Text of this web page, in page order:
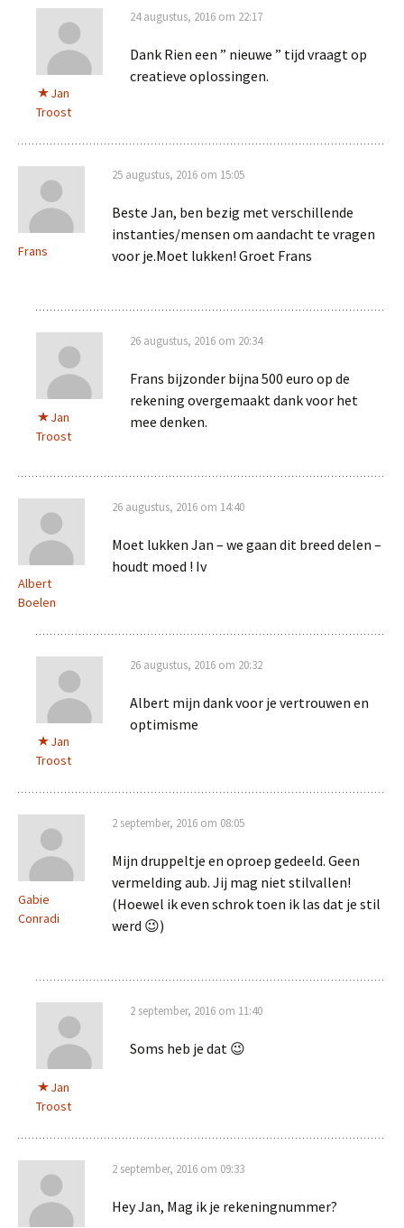
Jan
Troost
24 augustus, 2016 om 22:17
Dank Rien een ” nieuwe ” tijd vraagt op
creatieve oplossingen.
Frans
25 augustus, 2016 om 15:05
Beste Jan, ben bezig met verschillende
instanties/mensen om aandacht te vragen
voor je.Moet lukken! Groet Frans
Jan
Troost
26 augustus, 2016 om 20:34
Frans bijzonder bijna 500 euro op de
rekening overgemaakt dank voor het
mee denken.
Albert
Boelen
26 augustus, 2016 om 14:40
Moet lukken Jan – we gaan dit breed delen –
houdt moed ! Iv
Jan
Troost
26 augustus, 2016 om 20:32
Albert mijn dank voor je vertrouwen en
optimisme
Gabie
Conradi
2 september, 2016 om 08:05
Mijn druppeltje en oproep gedeeld. Geen
vermelding aub. Jij mag niet stilvallen!
(Hoewel ik even schrok toen ik las dat je stil
werd 😉)
Jan
Troost
2 september, 2016 om 11:40
Soms heb je dat 😉
2 september, 2016 om 09:33
Hey Jan, Mag ik je rekeningnummer?